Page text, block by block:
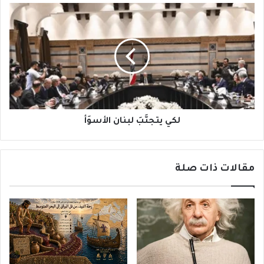
لكي
يتجنَّبَ
لبنان
الأسوَأ
لكي يتجنَّبَ لبنان الأسوَأ
مقالات ذات صلة